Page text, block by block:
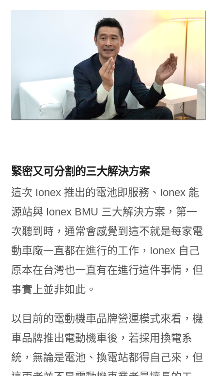
緊密又可分割的三大解決方案
這次 Ionex 推出的電池即服務、Ionex 能
源站與 Ionex BMU 三大解決方案，第一
次聽到時，通常會感覺到這不就是每家電
動車廠一直都在進行的工作，Ionex 自己
原本在台灣也一直有在進行這件事情，但
事實上並非如此。
以目前的電動機車品牌營運模式來看，機
車品牌推出電動機車後，若採用換電系
統，無論是電池、換電站都得自己來，但